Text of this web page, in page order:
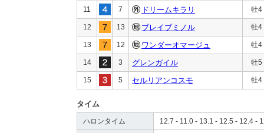
11 7 ドリームキラリ 牡4
12 13 ブレイブミノル 牡4
13 12 ワンダーオマージュ 牡4
14 3 グレンガイル 牡5
15 5 セルリアンコスモ 牡4
タイム
ハロンタイム 12.7 - 11.0 - 13.1 - 12.5 - 12.4 -